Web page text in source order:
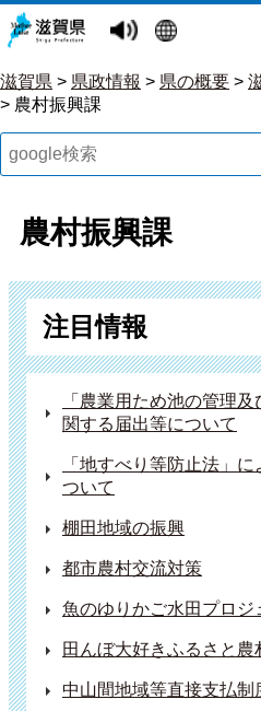
滋賀県 > 県政情報 > 県の概要 >
> 農村振興課
農村振興課
注目情報
「農業用ため池の管理
関する届出等について
「地すべり等防止法」
ついて
棚田地域の振興
都市農村交流対策
魚のゆりかご水田プロジ
田んぼ大好きふるさと
中山間地域等直接支払制